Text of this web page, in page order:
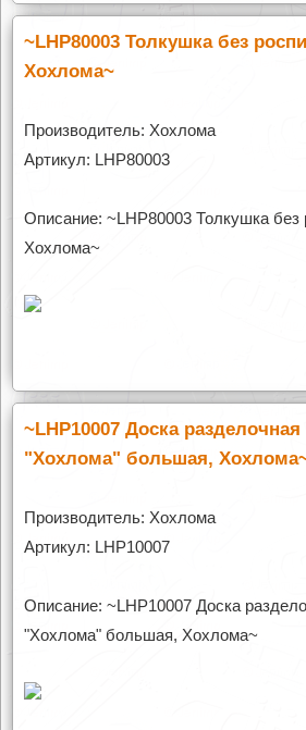
~LHP80003 Толкушка без
Хохлома~
Производитель: Хохлома
Артикул: LHP80003
Описание: ~LHP80003 Толкушка без
Хохлома~
~LHP10007 Доска
"Хохлома" большая,
Производитель: Хохлома
Артикул: LHP10007
Описание: ~LHP10007 Доска
"Хохлома" большая, Хохлома~